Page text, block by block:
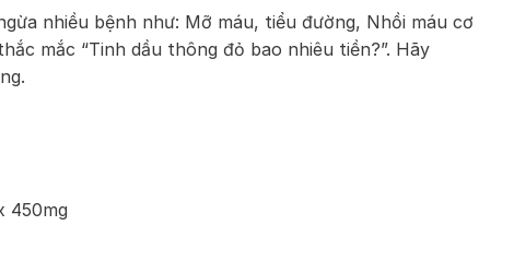
nhiều bệnh như: Mỡ máu, tiểu đường, Nhồi máu cơ
mắc “Tinh dầu thông đỏ bao nhiêu tiền?”. Hãy
450mg